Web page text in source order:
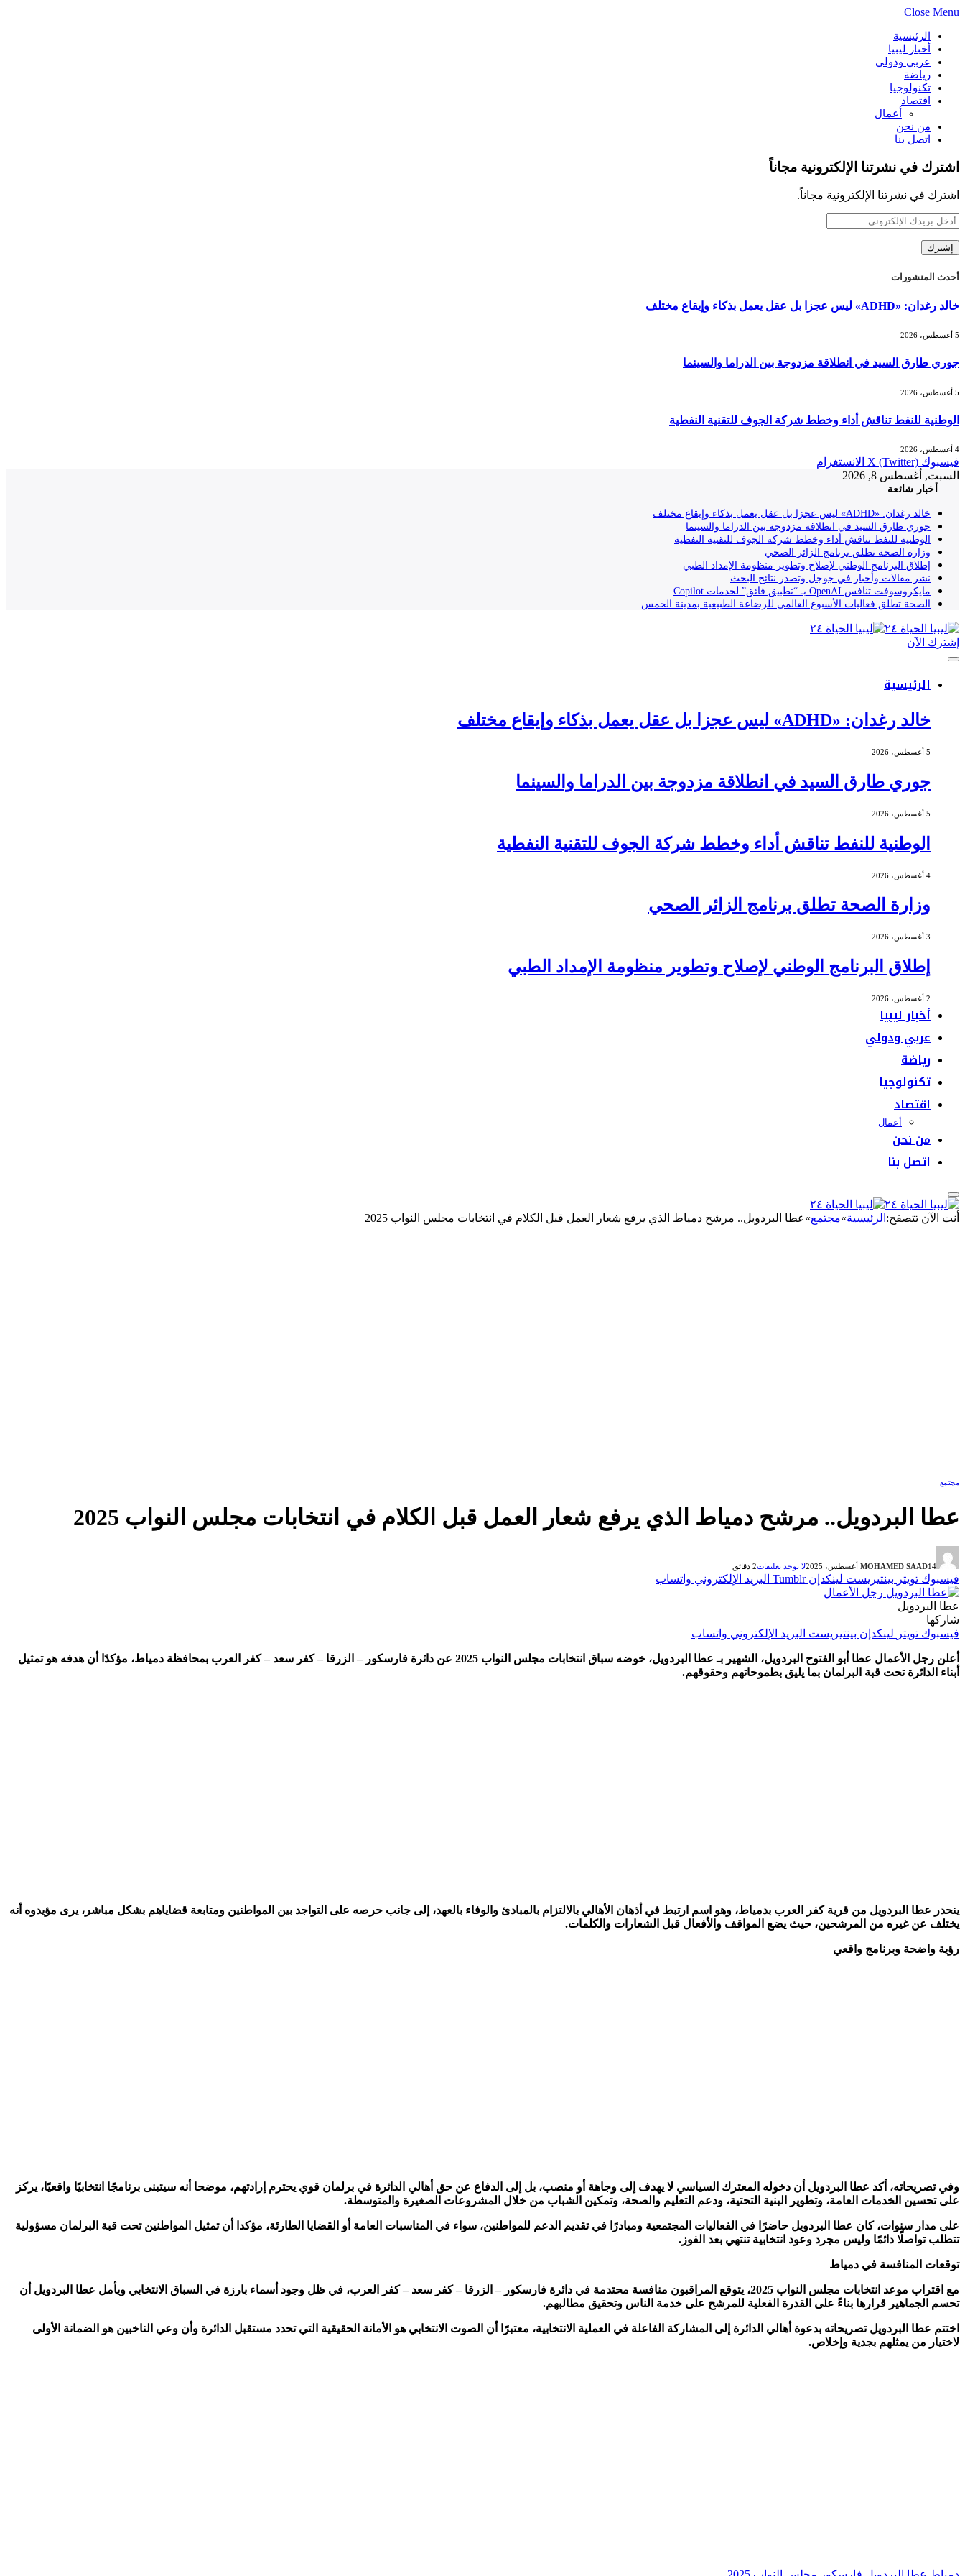
Close Menu
الرئيسية
أخبار ليبيا
عربي ودولي
رياضة
تكنولوجيا
اقتصاد
أعمال
من نحن
اتصل بنا
اشترك في نشرتنا الإلكترونية مجاناً
اشترك في نشرتنا الإلكترونية مجاناً.
أحدث المنشورات
خالد رغدان: «ADHD» ليس عجزا بل عقل يعمل بذكاء وإيقاع مختلف
5 أغسطس، 2026
جوري طارق السيد في انطلاقة مزدوجة بين الدراما والسينما
5 أغسطس، 2026
الوطنية للنفط تناقش أداء وخطط شركة الجوف للتقنية النفطية
4 أغسطس، 2026
فيسبوك X (Twitter) الانستغرام
السبت, أغسطس 8, 2026
أخبار شائعة
خالد رغدان: «ADHD» ليس عجزا بل عقل يعمل بذكاء وإيقاع مختلف
جوري طارق السيد في انطلاقة مزدوجة بين الدراما والسينما
الوطنية للنفط تناقش أداء وخطط شركة الجوف للتقنية النفطية
وزارة الصحة تطلق برنامج الزائر الصحي
إطلاق البرنامج الوطني لإصلاح وتطوير منظومة الإمداد الطبي
نشر مقالات وأخبار في جوجل وتصدر نتائج البحث
مايكروسوفت تنافس OpenAI بـ “تطبيق فائق” لخدمات Copilot
الصحة تطلق فعاليات الأسبوع العالمي للرضاعة الطبيعية بمدينة الخمس
إشترك الآن
الرئيسية
خالد رغدان: «ADHD» ليس عجزا بل عقل يعمل بذكاء وإيقاع مختلف
5 أغسطس، 2026
جوري طارق السيد في انطلاقة مزدوجة بين الدراما والسينما
5 أغسطس، 2026
الوطنية للنفط تناقش أداء وخطط شركة الجوف للتقنية النفطية
4 أغسطس، 2026
وزارة الصحة تطلق برنامج الزائر الصحي
3 أغسطس، 2026
إطلاق البرنامج الوطني لإصلاح وتطوير منظومة الإمداد الطبي
2 أغسطس، 2026
أخبار ليبيا
عربي ودولي
رياضة
تكنولوجيا
اقتصاد
أعمال
من نحن
اتصل بنا
أنت الآن تتصفح: الرئيسية»مجتمع»عطا البردويل.. مرشح دمياط الذي يرفع شعار العمل قبل الكلام في انتخابات مجلس النواب 2025
مجتمع
عطا البردويل.. مرشح دمياط الذي يرفع شعار العمل قبل الكلام في انتخابات مجلس النواب 2025
MOHAMED SAAD14 أغسطس، 2025 لا توجد تعليقات2 دقائق
فيسبوك تويتر بينتيريست لينكدإن Tumblr البريد الإلكتروني واتساب
عطا البردويل
شاركها
فيسبوك تويتر لينكدإن بينتيريست البريد الإلكتروني واتساب
أعلن رجل الأعمال عطا أبو الفتوح البردويل، الشهير بـ عطا البردويل، خوضه سباق انتخابات مجلس النواب 2025 عن دائرة فارسكور – الزرقا – كفر سعد – كفر العرب بمحافظة دمياط، مؤكدًا أن هدفه هو تمثيل
أبناء الدائرة تحت قبة البرلمان بما يليق بطموحاتهم وحقوقهم.
ينحدر عطا البردويل من قرية كفر العرب بدمياط، وهو اسم ارتبط في أذهان الأهالي بالالتزام بالمبادئ والوفاء بالعهد، إلى جانب حرصه على التواجد بين المواطنين ومتابعة قضاياهم بشكل مباشر، يرى مؤيدوه أنه
يختلف عن غيره من المرشحين، حيث يضع المواقف والأفعال قبل الشعارات والكلمات.
رؤية واضحة وبرنامج واقعي
وفي تصريحاته، أكد عطا البردويل أن دخوله المعترك السياسي لا يهدف إلى وجاهة أو منصب، بل إلى الدفاع عن حق أهالي الدائرة في برلمان قوي يحترم إرادتهم، موضحا أنه سيتبنى برنامجًا انتخابيًا واقعيًا، يركز
على تحسين الخدمات العامة، وتطوير البنية التحتية، ودعم التعليم والصحة، وتمكين الشباب من خلال المشروعات الصغيرة والمتوسطة.
على مدار سنوات، كان عطا البردويل حاضرًا في الفعاليات المجتمعية ومبادرًا في تقديم الدعم للمواطنين، سواء في المناسبات العامة أو القضايا الطارئة، مؤكدا أن تمثيل المواطنين تحت قبة البرلمان مسؤولية
تتطلب تواصلًا دائمًا وليس مجرد وعود انتخابية تنتهي بعد الفوز.
توقعات المنافسة في دمياط
مع اقتراب موعد انتخابات مجلس النواب 2025، يتوقع المراقبون منافسة محتدمة في دائرة فارسكور – الزرقا – كفر سعد – كفر العرب، في ظل وجود أسماء بارزة في السباق الانتخابي ويأمل عطا البردويل أن
تحسم الجماهير قرارها بناءً على القدرة الفعلية للمرشح على خدمة الناس وتحقيق مطالبهم.
اختتم عطا البردويل تصريحاته بدعوة أهالي الدائرة إلى المشاركة الفاعلة في العملية الانتخابية، معتبرًا أن الصوت الانتخابي هو الأمانة الحقيقية التي تحدد مستقبل الدائرة وأن وعي الناخبين هو الضمانة الأولى
لاختيار من يمثلهم بجدية وإخلاص.